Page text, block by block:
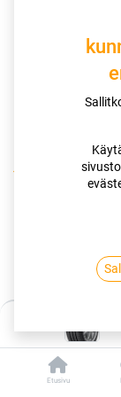
Etusivu
Kauppa
195/60R16
195/
EVR
4038526039149
180,00€